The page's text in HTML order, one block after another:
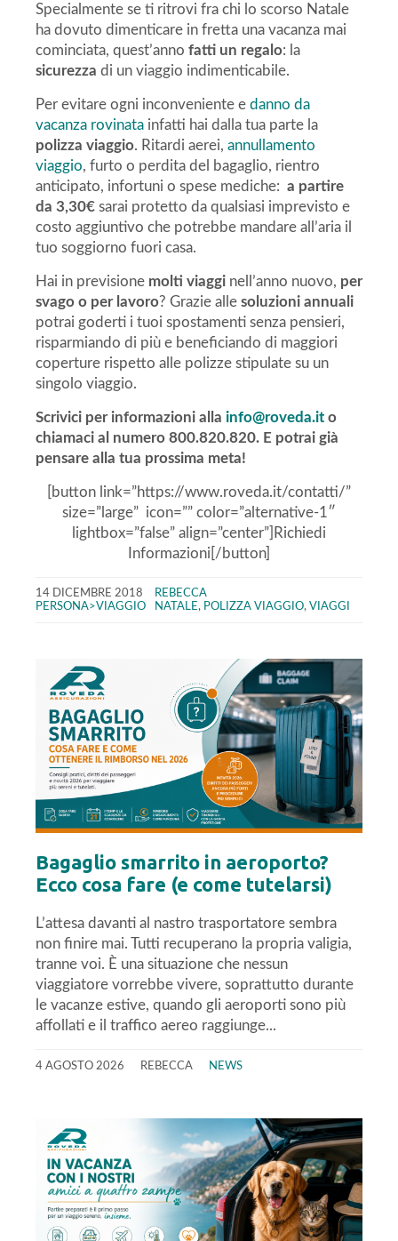
Specialmente se ti ritrovi fra chi lo scorso Natale
ha dovuto dimenticare in fretta una vacanza mai
cominciata, quest’anno fatti un regalo: la
sicurezza di un viaggio indimenticabile.
Per evitare ogni inconveniente e danno da
vacanza rovinata infatti hai dalla tua parte la
polizza viaggio. Ritardi aerei, annullamento
viaggio, furto o perdita del bagaglio, rientro
anticipato, infortuni o spese mediche: a partire
da 3,30€ sarai protetto da qualsiasi imprevisto e
costo aggiuntivo che potrebbe mandare all’aria il
tuo soggiorno fuori casa.
Hai in previsione molti viaggi nell’anno nuovo, per
svago o per lavoro? Grazie alle soluzioni annuali
potrai goderti i tuoi spostamenti senza pensieri,
risparmiando di più e beneficiando di maggiori
coperture rispetto alle polizze stipulate su un
singolo viaggio.
Scrivici per informazioni alla info@roveda.it o
chiamaci al numero 800.820.820. E potrai già
pensare alla tua prossima meta!
[button link=”https://www.roveda.it/contatti/”
size=”large” icon=”” color=”alternative-1″
lightbox=”false” align=”center”]Richiedi
Informazioni[/button]
14 DICEMBRE 2018
REBECCA
PERSONA>VIAGGIO
NATALE , POLIZZA VIAGGIO, VIAGGI
Bagaglio smarrito in aeroporto?
Ecco cosa fare (e come tutelarsi)
L’attesa davanti al nastro trasportatore sembra
non finire mai. Tutti recuperano la propria valigia,
tranne voi. È una situazione che nessun
viaggiatore vorrebbe vivere, soprattutto durante
le vacanze estive, quando gli aeroporti sono più
affollati e il traffico aereo raggiunge...
4 AGOSTO 2026 REBECCA NEWS